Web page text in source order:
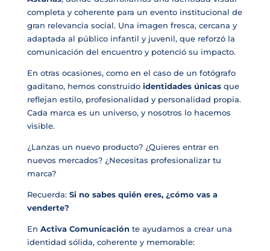
completa y coherente para un evento institucional de
gran relevancia social. Una imagen fresca, cercana y
adaptada al público infantil y juvenil, que reforzó la
comunicación del encuentro y potenció su impacto.
En otras ocasiones, como en el caso de un fotógrafo
gaditano, hemos construido identidades únicasque
reflejan estilo, profesionalidad y personalidad propia.
Cada marca es un universo, y nosotros lo hacemos
visible.
¿Lanzas un nuevo producto? ¿Quieres entrar en
nuevos mercados? ¿Necesitas profesionalizar tu
marca?
Recuerda: Si no sabes quién eres, ¿cómo vas a
venderte?
En Activa Comunicación te ayudamos a crear una
identidad sólida, coherente y memorable: